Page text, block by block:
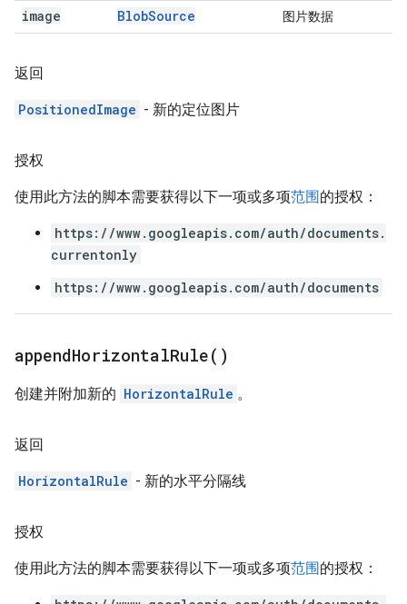
image BlobSource 图片数据
返回
PositionedImage - 新的定位图片
授权
使用此方法的脚本需要获得以下一项或多项范围的授权：
https://www.googleapis.com/auth/documents.
currentonly
https://www.googleapis.com/auth/documents
appendHorizontalRule( )
创建并附加新的 HorizontalRule 。
返回
HorizontalRule - 新的水平分隔线
授权
使用此方法的脚本需要获得以下一项或多项范围的授权：